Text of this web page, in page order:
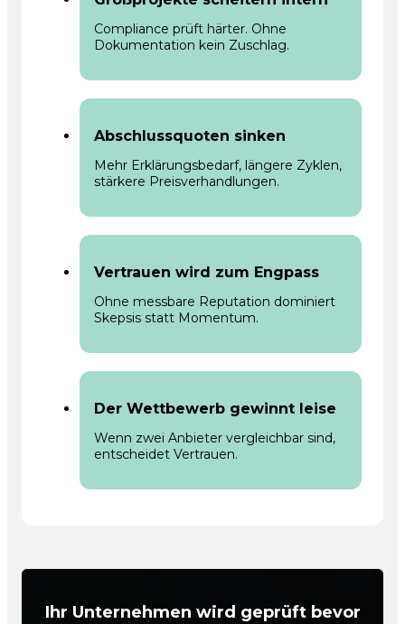
Compliance prüft härter. Ohne
Dokumentation kein Zuschlag.
Abschlussquoten sinken
Mehr Erklärungsbedarf, längere Zyklen,
stärkere Preisverhandlungen.
Vertrauen wird zum Engpass
Ohne messbare Reputation dominiert
Skepsis statt Momentum.
Der Wettbewerb gewinnt leise
Wenn zwei Anbieter vergleichbar sind,
entscheidet Vertrauen.
Ihr Unternehmen wird geprüft bevor